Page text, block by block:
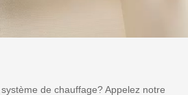
de chauffage? Appelez notre